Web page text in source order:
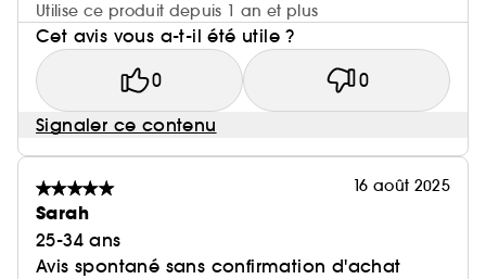
Utilise ce produit depuis 1 an et plus
Cet avis vous a-t-il été utile ?
0 0
Signaler ce contenu
16 août 2025
Sarah
25-34 ans
Avis spontané sans confirmation d'achat